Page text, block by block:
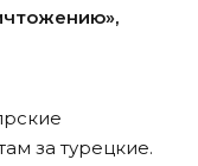
за турецкие.